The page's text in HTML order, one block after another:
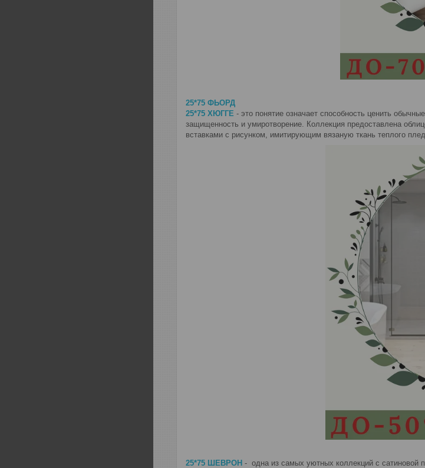
25*75 ФЬОРД
25*75 ХЮГГЕ - это понятие означает способность ценить
защищенность и умиротворение. Коллекция предоставлена
вставками с рисунком, имитирующим вязаную ткань теплого
25*75 ШЕВРОН - одна из самых уютных коллекций с сатиновой